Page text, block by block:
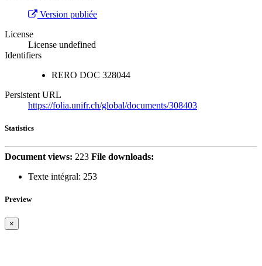
Version publiée
License
License undefined
Identifiers
RERO DOC 328044
Persistent URL
https://folia.unifr.ch/global/documents/308403
Statistics
Document views: 223 File downloads:
Texte intégral: 253
Preview
×